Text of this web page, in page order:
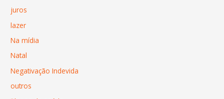
juros
lazer
Na mídia
Natal
Negativação Indevida
outros